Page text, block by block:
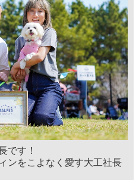
です！
ンをこよなく愛す大工社長